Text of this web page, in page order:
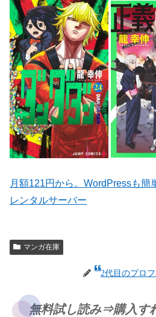
月額121円から。WordPressも簡
レンタルサーバー
マンガ在庫
2代目のプロ
無料試し読み⇒購入す